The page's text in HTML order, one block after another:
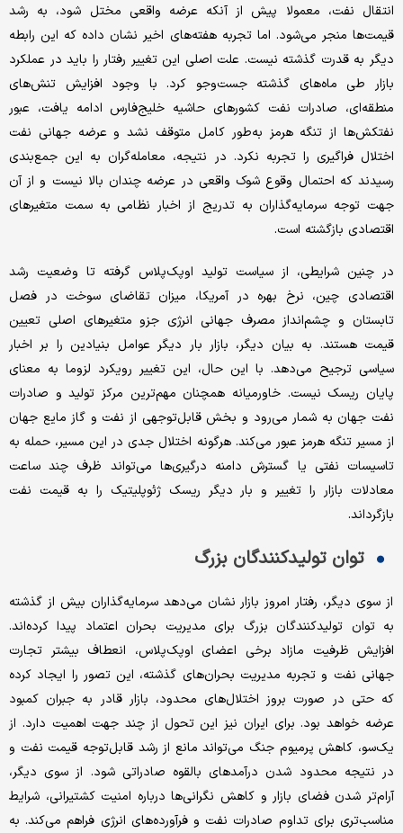
انتقال نفت، معمولا پیش از آنکه عرضه واقعی مختل شود، به رشد
قیمت‌ها منجر می‌شود. اما تجربه هفته‌های اخیر نشان داده که این رابطه
دیگر به قدرت گذشته نیست. علت اصلی این تغییر رفتار را باید در عملکرد
بازار طی ماه‌های گذشته جست‌وجو کرد. با وجود افزایش تنش‌های
منطقه‌ای، صادرات نفت کشورهای حاشیه خلیج‌فارس ادامه یافت، عبور
نفتکش‌ها از تنگه هرمز به‌طور کامل متوقف نشد و عرضه جهانی نفت
اختلال فراگیری را تجربه نکرد. در نتیجه، معامله‌گران به این جمع‌بندی
رسیدند که احتمال وقوع شوک واقعی در عرضه چندان بالا نیست و از آن
جهت توجه سرمایه‌گذاران به تدریج از اخبار نظامی به سمت متغیرهای
اقتصادی بازگشته است.
در چنین شرایطی، از سیاست تولید اوپک‌پلاس گرفته تا وضعیت رشد
اقتصادی چین، نرخ بهره در آمریکا، میزان تقاضای سوخت در فصل
تابستان و چشم‌انداز مصرف جهانی انرژی جزو متغیرهای اصلی تعیین
قیمت هستند. به بیان دیگر، بازار بار دیگر عوامل بنیادین را بر اخبار
سیاسی ترجیح می‌دهد. با این حال، این تغییر رویکرد لزوما به معنای
پایان ریسک نیست. خاورمیانه همچنان مهم‌ترین مرکز تولید و صادرات
نفت جهان به شمار می‌رود و بخش قابل‌توجهی از نفت و گاز مایع جهان
از مسیر تنگه هرمز عبور می‌کند. هرگونه اختلال جدی در این مسیر، حمله به
تاسیسات نفتی یا گسترش دامنه درگیری‌ها می‌تواند ظرف چند ساعت
معادلات بازار را تغییر و بار دیگر ریسک ژئوپلیتیک را به قیمت نفت
بازگرداند.
توان تولیدکنندگان بزرگ
از سوی دیگر، رفتار امروز بازار نشان می‌دهد سرمایه‌گذاران بیش از گذشته
به توان تولیدکنندگان بزرگ برای مدیریت بحران اعتماد پیدا کرده‌اند.
افزایش ظرفیت مازاد برخی اعضای اوپک‌پلاس، انعطاف بیشتر تجارت
جهانی نفت و تجربه مدیریت بحران‌های گذشته، این تصور را ایجاد کرده
که حتی در صورت بروز اختلال‌های محدود، بازار قادر به جبران کمبود
عرضه خواهد بود. برای ایران نیز این تحول از چند جهت اهمیت دارد. از
یک‌سو، کاهش پرمیوم جنگ می‌تواند مانع از رشد قابل‌توجه قیمت نفت و
در نتیجه محدود شدن درآمدهای بالقوه صادراتی شود. از سوی دیگر،
آرام‌تر شدن فضای بازار و کاهش نگرانی‌ها درباره امنیت کشتیرانی، شرایط
مناسب‌تری برای تداوم صادرات نفت و فرآورده‌های انرژی فراهم می‌کند. به